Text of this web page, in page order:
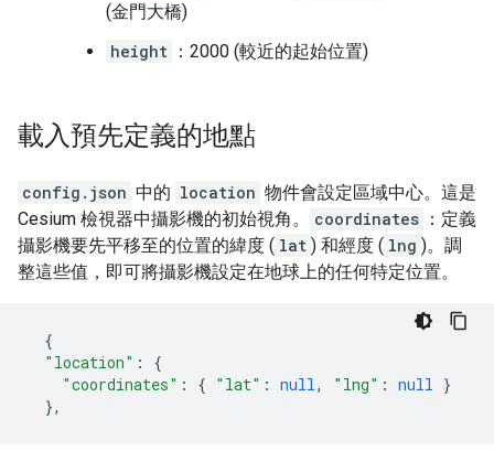
(金門大橋)
height ：2000 (較近的起始位置)
載入預先定義的地點
config.json 中的 location 物件會設定區域中心。這是
Cesium 檢視器中攝影機的初始視角。
coordinates ：定義
攝影機要先平移至的位置的緯度 ( lat ) 和經度 ( lng )。調
整這些值，即可將攝影機設定在地球上的任何特定位置。
{
"location" :
{
"coordinates" : { "lat" : null, "lng" : null }
},